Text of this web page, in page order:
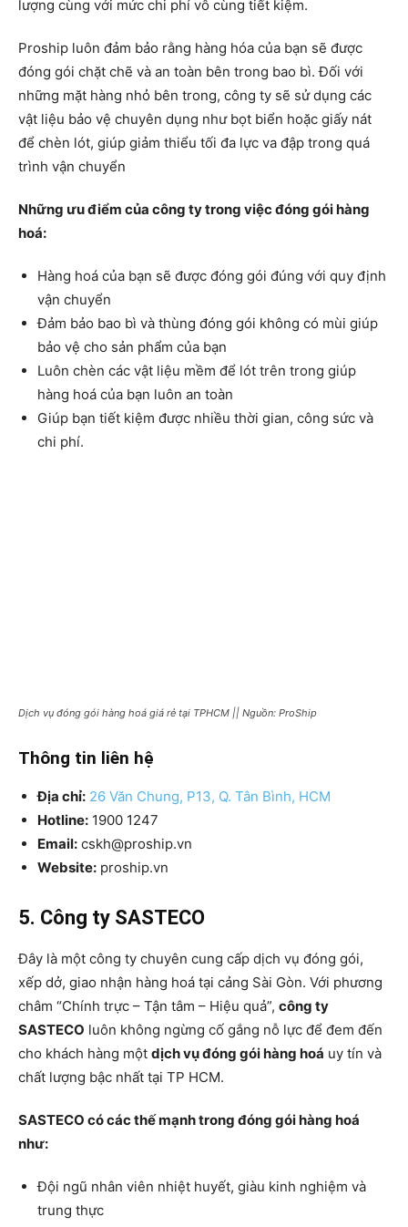
lượng cùng với mức chi phí vô cùng tiết kiệm.
Proship luôn đảm bảo rằng hàng hóa của bạn sẽ được
đóng gói chặt chẽ và an toàn bên trong bao bì. Đối với
những mặt hàng nhỏ bên trong, công ty sẽ sử dụng các
vật liệu bảo vệ chuyên dụng như bọt biển hoặc giấy nát
để chèn lót, giúp giảm thiểu tối đa lực va đập trong quá
trình vận chuyển
Những ưu điểm của công ty trong việc đóng gói hàng
hoá:
Hàng hoá của bạn sẽ được đóng gói đúng với quy định
vận chuyển
Đảm bảo bao bì và thùng đóng gói không có mùi giúp
bảo vệ cho sản phẩm của bạn
Luôn chèn các vật liệu mềm để lót trên trong giúp
hàng hoá của bạn luôn an toàn
Giúp bạn tiết kiệm được nhiều thời gian, công sức và
chi phí.
Dịch vụ đóng gói hàng hoá giá rẻ tại TPHCM || Nguồn: ProShip
Thông tin liên hệ
Địa chỉ: 26 Văn Chung, P13, Q. Tân Bình, HCM
Hotline: 1900 1247
Email: cskh@proship.vn
Website: proship.vn
5. Công ty SASTECO
Đây là một công ty chuyên cung cấp dịch vụ đóng gói,
xếp dở, giao nhận hàng hoá tại cảng Sài Gòn. Với phương
châm “Chính trực – Tận tâm – Hiệu quả”, công ty
SASTECO luôn không ngừng cố gắng nỗ lực để đem đến
cho khách hàng một dịch vụ đóng gói hàng hoá uy tín và
chất lượng bậc nhất tại TP HCM.
SASTECO có các thế mạnh trong đóng gói hàng hoá
như:
Đội ngũ nhân viên nhiệt huyết, giàu kinh nghiệm và
trung thực